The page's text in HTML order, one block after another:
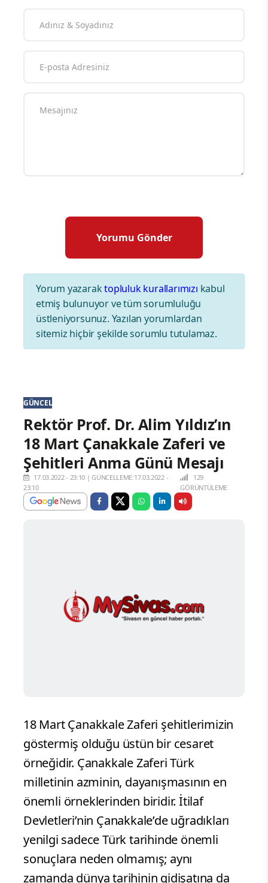
Yorum yazaraktopluluk kurallarımızı kabul
etmiş bulunuyor ve tüm sorumluluğu
üstleniyorsunuz. Yazılan yorumlardan
sitemiz hiçbir şekilde sorumlu tutulamaz.
GÜNCEL
Rektör Prof. Dr. Alim Yıldız’ın
18 Mart Çanakkale Zaferi ve
Şehitleri Anma Günü Mesajı
17.03.2022 - 23:10 |GÜNCELLEME:17.03.2022 -
23:10
129
GÖRÜNTÜLEME
18 Mart Çanakkale Zaferi şehitlerimizin
göstermiş olduğu üstün bir cesaret
örneğidir. Çanakkale Zaferi Türk
milletinin azminin, dayanışmasının en
önemli örneklerinden biridir. İtilaf
Devletleri’nin Çanakkale’de uğradıkları
yenilgi sadece Türk tarihinde önemli
sonuçlara neden olmamış; aynı
zamanda dünya tarihinin gidişatına da